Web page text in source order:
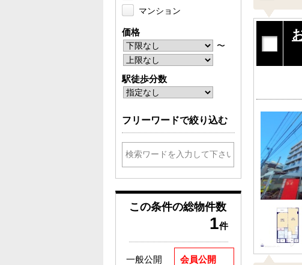
マンション
価格
〜
駅徒歩分数
フリーワードで絞り込む
この条件の総物件数
1件
会員公開
一般公開